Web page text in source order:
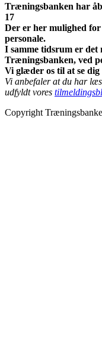
Træningsbanken har
17
Der er her mulighed for
personale.
I samme tidsrum er det
Træningsbanken, ved
Vi glæder os til at se
Vi anbefaler at du har
udfyldt vores
Copyright